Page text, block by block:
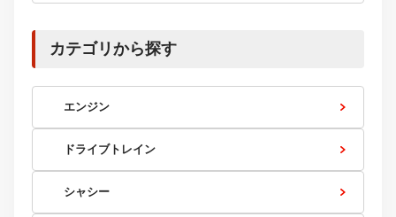
カテゴリから探す
エンジン
ドライブトレイン
シャシー